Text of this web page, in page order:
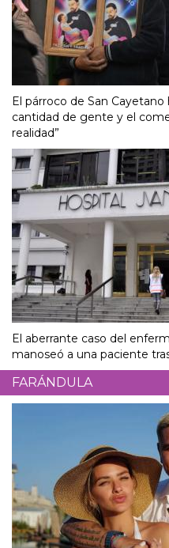
El párroco de San Cayetano
cantidad de gente y el
realidad”
El aberrante caso del
manoseó a una paciente
FARÁNDULA